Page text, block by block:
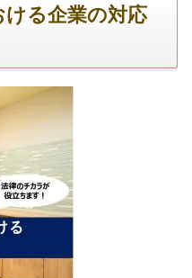
る企業の対応